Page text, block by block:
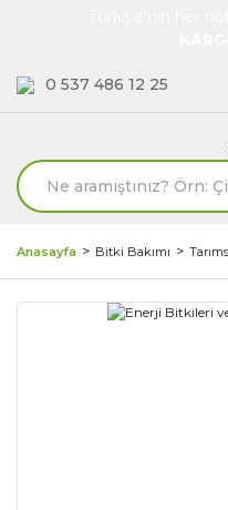
0 537 486 12 25
Anasayfa Bitki Bakımı